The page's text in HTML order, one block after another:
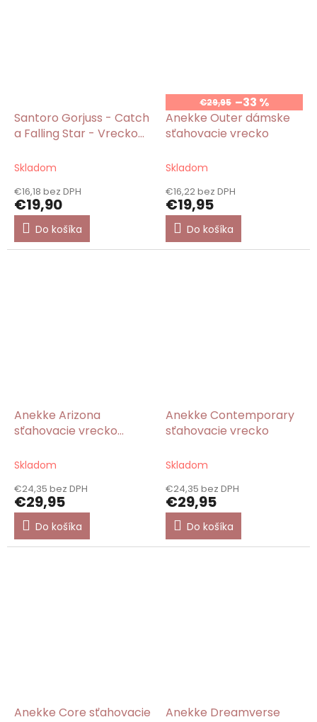
Santoro Gorjuss - Catch
a Falling Star - Vrecko
Skladom
€16,18 bez DPH
€19,90
Do košíka
€29,95 –33 %
Anekke Outer dámske
sťahovacie vrecko
Skladom
€16,22 bez DPH
€19,95
Do košíka
Anekke Arizona
sťahovacie vrecko
Skladom
€24,35 bez DPH
€29,95
Do košíka
Anekke Contemporary
sťahovacie vrecko
Skladom
€24,35 bez DPH
€29,95
Do košíka
Anekke Core sťahovacie
Anekke Dreamverse